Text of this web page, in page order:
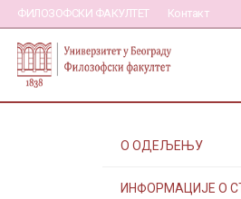
ФИЛОЗОФСКИ ФАКУЛТЕТ Контакт
О ОДЕЉЕЊУ
ИНФОРМАЦИЈЕ О